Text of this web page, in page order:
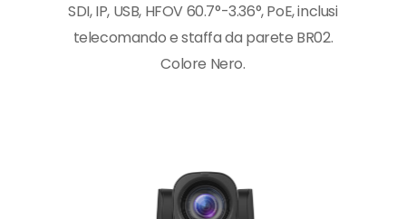
SDI, IP, USB, HFOV 60.7°-3.36°, PoE, inclusi
telecomando e staffa da parete BR02.
Colore Nero.